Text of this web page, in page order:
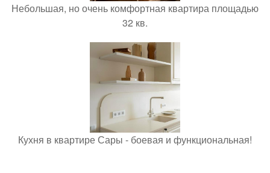
Небольшая, но очень комфортная квартира площадью
32 кв.
Кухня в квартире Сары - боевая и функциональная!